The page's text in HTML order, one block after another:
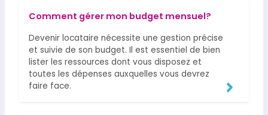
Comment gérer mon budget mensuel?
Devenir locataire nécessite une gestion précise
et suivie de son budget. Il est essentiel de bien
lister les ressources dont vous disposez et
toutes les dépenses auxquelles vous devrez
faire face.